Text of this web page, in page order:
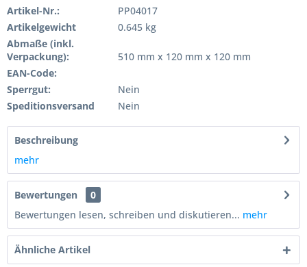
Artikel-Nr.:
PP04017
Artikelgewicht
0.645 kg
Abmaße (inkl.
Verpackung):
510 mm x 120 mm x 120 mm
EAN-Code:
Sperrgut:
Nein
Speditionsversand
Nein
Beschreibung
mehr
Bewertungen
0
Bewertungen lesen, schreiben und diskutieren... mehr
Ähnliche Artikel